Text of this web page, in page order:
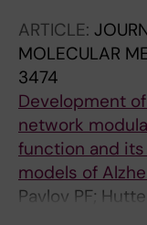
ARTICLE:
MOLECULAR
3474
Development
network
function and
models of
Pavlov PF;